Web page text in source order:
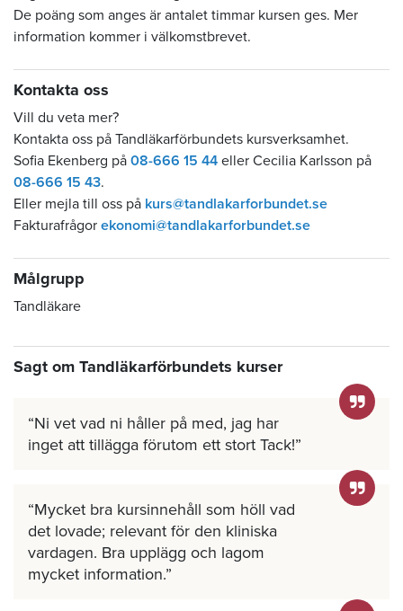
De poäng som anges är antalet timmar kursen ges. Mer
information kommer i välkomstbrevet.
Kontakta oss
Vill du veta mer?
Kontakta oss på Tandläkarförbundets kursverksamhet.
Sofia Ekenberg på 08-666 15 44 eller Cecilia Karlsson på
08-666 15 43.
Eller mejla till oss på kurs@tandlakarforbundet.se
Fakturafrågor ekonomi@tandlakarforbundet.se
Målgrupp
Tandläkare
Sagt om Tandläkarförbundets kurser
Ni vet vad ni håller på med, jag har
inget att tillägga förutom ett stort Tack!
Mycket bra kursinnehåll som höll vad
det lovade; relevant för den kliniska
vardagen. Bra upplägg och lagom
mycket information.